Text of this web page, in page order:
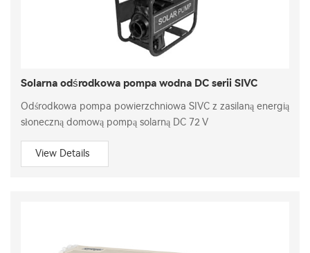
Solarna odśrodkowa pompa wodna DC serii SIVC
Odśrodkowa pompa powierzchniowa SIVC z zasilaną energią
słoneczną domową pompą solarną DC 72 V
View Details